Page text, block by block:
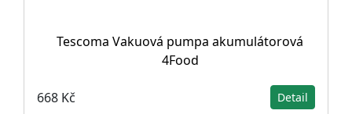
Tescoma Vakuová pumpa akumulátorová
4Food
668 Kč Detail